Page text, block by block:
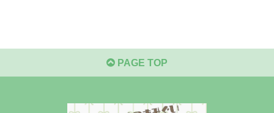
PAGE TOP